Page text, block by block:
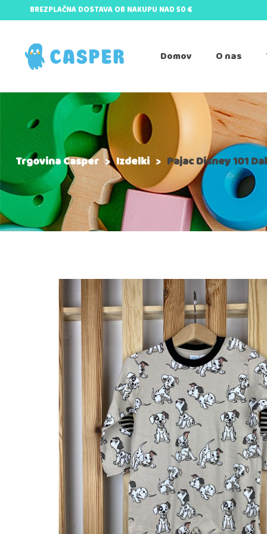
BREZPLAČNA DOSTAVA OB NAKUPU NAD 50 €
Domov O nas
Trgovina Casper >Izdelki > Pajac Disney 101